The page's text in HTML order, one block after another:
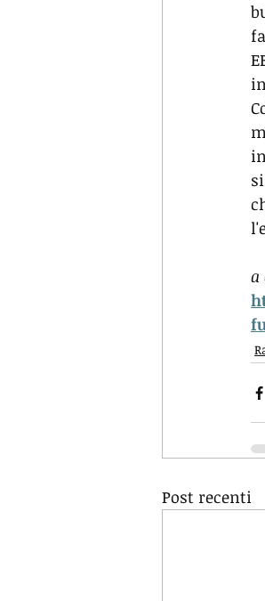
a
Post recenti